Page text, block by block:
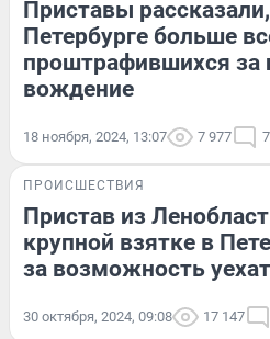
Приставы
Петербурге больше
проштрафившихся за
вождение
18 ноября, 2024, 13:07 7 977 7
ПРОИСШЕСТВИЯ
Пристав из
крупной взятке в
за возможность
30 октября, 2024, 09:08 17 147